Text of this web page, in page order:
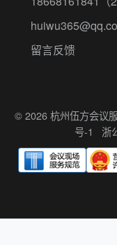
留言反馈
© 2026 杭州伍方会议
号-1
浙